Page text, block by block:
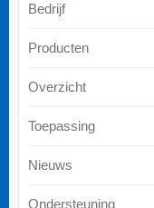
Bedrijf
Producten
Overzicht
Toepassing
Nieuws
Ondersteuning